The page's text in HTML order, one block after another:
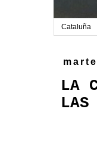
Cataluña
LA
LAS